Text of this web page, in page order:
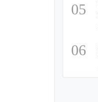
05
06